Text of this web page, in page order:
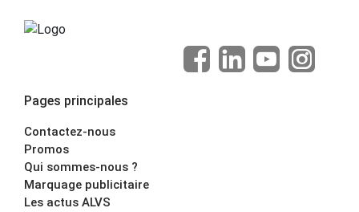
Pages principales
Contactez-nous
Promos
Qui sommes-nous ?
Marquage publicitaire
Les actus ALVS